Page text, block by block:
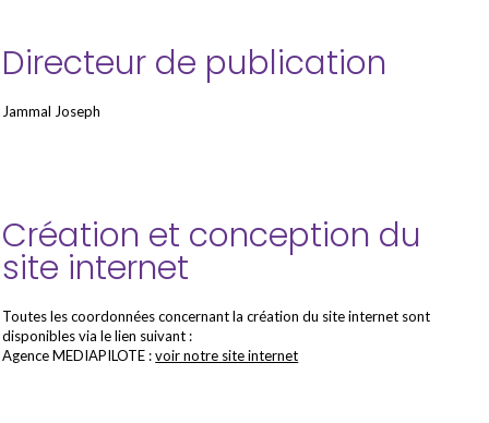
Directeur de publication
Jammal Joseph
Création et conception du
site internet
Toutes les coordonnées concernant la création du site internet sont
disponibles via le lien suivant :
Agence MEDIAPILOTE :voir notre site internet